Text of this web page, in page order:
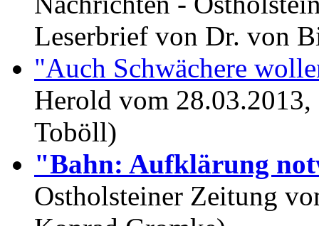
Leserbrief von Dr. von
"Auch Schwächere
Herold vom
Toböll)
"Bahn: Aufklärung
Ostholsteiner Zeitung